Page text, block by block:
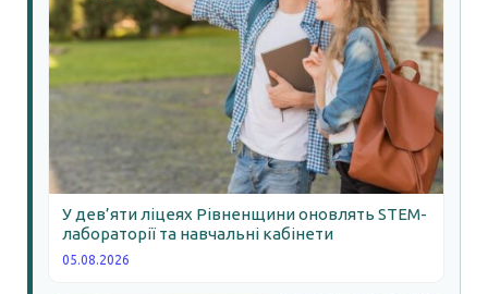
У дев’яти ліцеях Рівненщини оновлять STEM-
лабораторії та навчальні кабінети
05.08.2026